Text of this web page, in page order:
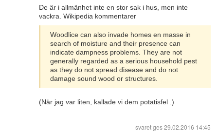
De är i allmänhet inte en stor sak i hus, men inte
vackra. Wikipedia kommentarer
Woodlice can also invade homes en masse in
search of moisture and their presence can
indicate dampness problems. They are not
generally regarded as a serious household pest
as they do not spread disease and do not
damage sound wood or structures.
(När jag var liten, kallade vi dem potatisfel .)
svaret ges29.02.2016 14:45